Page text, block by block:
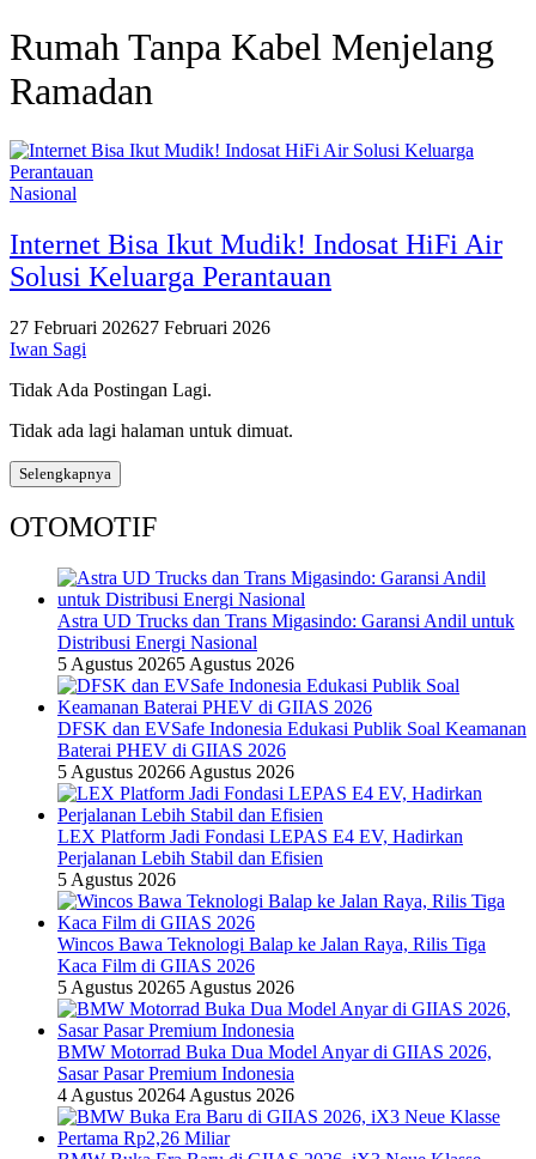
Rumah Tanpa Kabel Menjelang
Ramadan
Nasional
Internet Bisa Ikut Mudik! Indosat HiFi Air
Solusi Keluarga Perantauan
27 Februari 202627 Februari 2026
Iwan Sagi
Tidak Ada Postingan Lagi.
Tidak ada lagi halaman untuk dimuat.
Selengkapnya
OTOMOTIF
Astra UD Trucks dan Trans Migasindo: Garansi Andil untuk
Distribusi Energi Nasional
5 Agustus 20265 Agustus 2026
DFSK dan EVSafe Indonesia Edukasi Publik Soal Keamanan
Baterai PHEV di GIIAS 2026
5 Agustus 20266 Agustus 2026
LEX Platform Jadi Fondasi LEPAS E4 EV, Hadirkan
Perjalanan Lebih Stabil dan Efisien
5 Agustus 2026
Wincos Bawa Teknologi Balap ke Jalan Raya, Rilis Tiga
Kaca Film di GIIAS 2026
5 Agustus 20265 Agustus 2026
BMW Motorrad Buka Dua Model Anyar di GIIAS 2026,
Sasar Pasar Premium Indonesia
4 Agustus 20264 Agustus 2026